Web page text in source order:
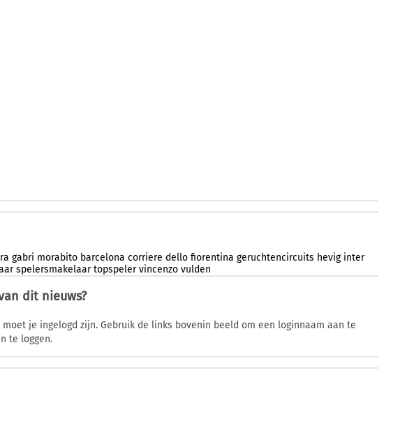
gabri morabito barcelona corriere dello fiorentina geruchtencircuits hevig inter
spelersmakelaar topspeler vincenzo vulden
dit nieuws?
moet je ingelogd zijn. Gebruik de links bovenin beeld om een loginnaam aan te
te loggen.